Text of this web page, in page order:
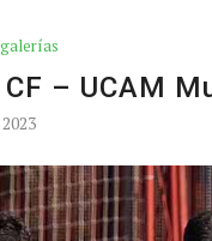
CF – UCAM